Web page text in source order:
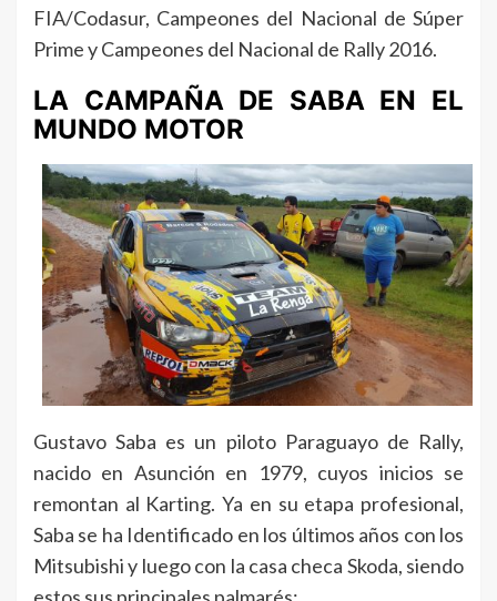
FIA/Codasur, Campeones del Nacional de Súper
Prime y Campeones del Nacional de Rally 2016.
LA CAMPAÑA DE SABA EN EL
MUNDO MOTOR
Gustavo Saba es un piloto Paraguayo de Rally,
nacido en Asunción en 1979, cuyos inicios se
remontan al Karting. Ya en su etapa profesional,
Saba se ha Identificado en los últimos años con los
Mitsubishi y luego con la casa checa Skoda, siendo